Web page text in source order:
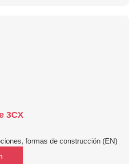
3CX
formas de construcción (EN)